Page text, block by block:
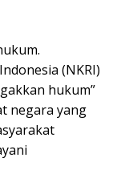
(NKRI)
hukum”
negara yang